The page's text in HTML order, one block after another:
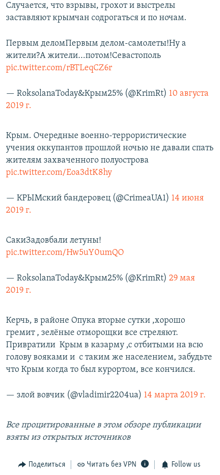
Случается, что взрывы, грохот и выстрелы
заставляют крымчан содрогаться и по ночам.
Первым деломПервым делом-самолеты!Ну а
жители?А жители...потом!Севастополь
pic.twitter.com/rBTLeqCZ6r
— RoksolanaToday&Крым25% (@KrimRt) 10 августа
2019 г.
Крым. Очередные военно-террористические
учения оккупантов прошлой ночью не давали спать
жителям захваченного полуострова
pic.twitter.com/Eoa3dtK8hy
— КРЫМский бандеровец (@CrimeaUA1) 14 июня
2019 г.
СакиЗадовбали летуны!
pic.twitter.com/Hw5uY0umQO
— RoksolanaToday&Крым25% (@KrimRt) 29 мая
2019 г.
Керчь, в районе Опука вторые сутки ,хорошо
гремит , зелёные отморощки все стреляют.
Привратили Крым в казарму ,с отбитыми на всю
голову вояками и с таким же населением, забудьте
что Крым когда то был курортом, все кончился.
— злой вовчик (@vladimir2204ua) 14 марта 2019 г.
Все процитированные в этом обзоре публикации
взяты из открытых источников
Поделиться Читать без VPN Follow us